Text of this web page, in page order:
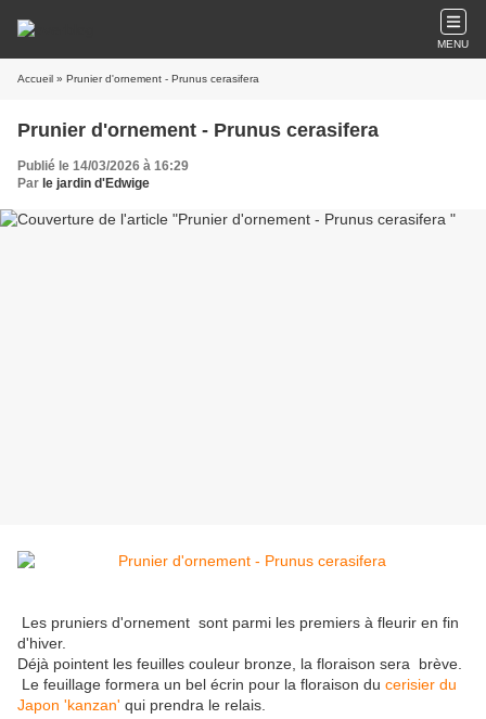
MENU
Accueil » Prunier d'ornement - Prunus cerasifera
Prunier d'ornement - Prunus cerasifera
Publié le 14/03/2026 à 16:29
Par le jardin d'Edwige
Les pruniers d'ornement sont parmi les premiers à fleurir en fin
d'hiver.
Déjà pointent les feuilles couleur bronze, la floraison sera brève.
Le feuillage formera un bel écrin pour la floraison du cerisier du
Japon 'kanzan' qui prendra le relais.